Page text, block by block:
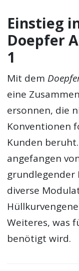
Einstieg
Doepfer
1
Mit dem
eine
ersonnen, die
Konventionen
Kunden
angefangen
grundlegender
diverse
Weiteres, was
benötigt wird.